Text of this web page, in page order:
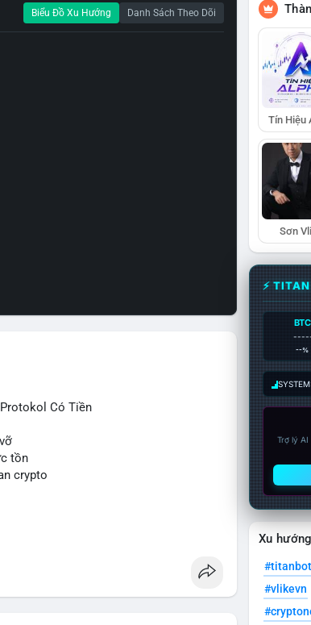
Biểu Đồ Xu Hướng Danh Sách Theo Dõi
Có Tiền
tồn
crypto
Tín Hiệu
Sơn
⚡
BTC
--%
Trợ lý
Xu
#titanbot
#vlikevn